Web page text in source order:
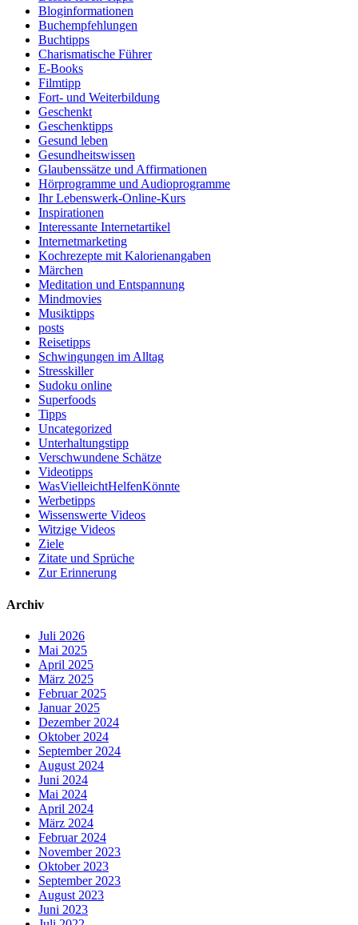
Bloginformationen
Buchempfehlungen
Buchtipps
Charismatische Führer
E-Books
Filmtipp
Fort- und Weiterbildung
Geschenkt
Geschenktipps
Gesund leben
Gesundheitswissen
Glaubenssätze und Affirmationen
Hörprogramme und Audioprogramme
Ihr Lebenswerk-Online-Kurs
Inspirationen
Interessante Internetartikel
Internetmarketing
Kochrezepte mit Kalorienangaben
Märchen
Meditation und Entspannung
Mindmovies
Musiktipps
posts
Reisetipps
Schwingungen im Alltag
Stresskiller
Sudoku online
Superfoods
Tipps
Uncategorized
Unterhaltungstipp
Verschwundene Schätze
Videotipps
WasVielleichtHelfenKönnte
Werbetipps
Wissenswerte Videos
Witzige Videos
Ziele
Zitate und Sprüche
Zur Erinnerung
Archiv
Juli 2026
Mai 2025
April 2025
März 2025
Februar 2025
Januar 2025
Dezember 2024
Oktober 2024
September 2024
August 2024
Juni 2024
Mai 2024
April 2024
März 2024
Februar 2024
November 2023
Oktober 2023
September 2023
August 2023
Juni 2023